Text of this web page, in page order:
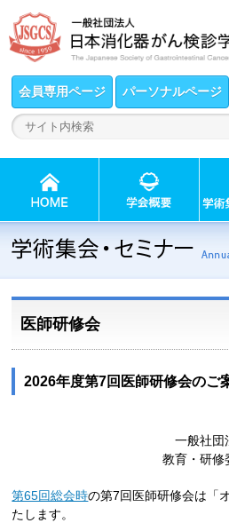
会員専用ページ パーソナルページ
医師研修会
2026年度第7回医師研修会のご
一般社団
教育・研
第65回総会時の第7回医師研修会は「
たします。